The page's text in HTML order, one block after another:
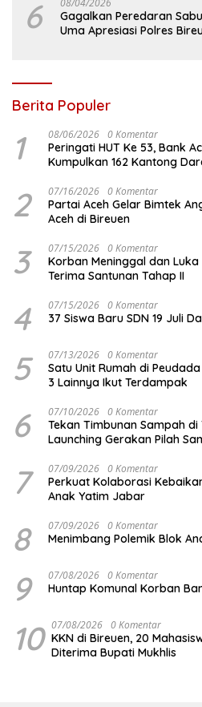
6
Gagalkan Peredaran
Uma Apresiasi Polres
Berita Populer
1 08/06/2026 0 Komentar
Peringati HUT Ke 53, Bank
Kumpulkan 162 Kantong
2 07/16/2026 0 Komentar
Partai Aceh Gelar Bimtek
Aceh di Bireuen
3 07/15/2026 0 Komentar
Korban Meninggal dan
Terima Santunan Tahap II
4 07/15/2026 0 Komentar
37 Siswa Baru SDN 19 Juli
5 07/13/2026 0 Komentar
Satu Unit Rumah di
3 Lainnya Ikut Terdampak
6 07/10/2026 0 Komentar
Tekan Timbunan Sampah di
Launching Gerakan Pilah
7 07/09/2026 0 Komentar
Perkuat Kolaborasi
Anak Yatim Jabar
8 07/09/2026 0 Komentar
Menimbang Polemik Blok
9 07/08/2026 0 Komentar
Huntap Komunal Korban
10 07/08/2026 0 Komentar
KKN di Bireuen, 20